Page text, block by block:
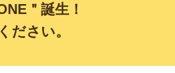
＂誕生！
ださい。